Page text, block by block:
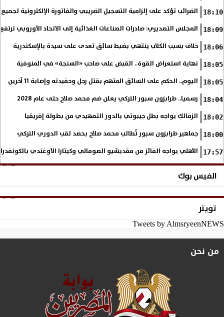
18:10 الضرائب تؤكد على إلزامية التسجيل الضريبي والفاتورة الإلكترونية
18:09 المجلس التصديري: صادرات الصناعات الغذائية إلى الاتحاد الأوروبي ترتفع 15.4% خلال النصف الأول من
18:06 خلاف بسبب الكلاب ينتهي بضبط سائق تعدى على سيدة بالإسكندرية
18:05 نهاية استعراض القوة.. القبض على صاحب «السنجة» في المنوفية
18:05 اليوم.. الحكم على السائق المتهم بقتل رجل وحفيدته وإصابة 11 آخرين
18:04 رسميا.. طرابزون سبور التركي يعلن ضم محمد صلاح حتى عام 2028
18:02 الزمالك يواجه بطل جيبوتي بالدور التمهيدي من بطولة إفريقيا
18:00 جماهير طرابزون سبور تُطالب محمد صلاح بحصد لقب الدوري التركي
17:57 الأهلي يواجه الفائز من مقديشيو الصومالي وكيتارا الأوغندي
الفيس بوك
تويتر
Tweets by AlmsryeenNEWS
من نحن